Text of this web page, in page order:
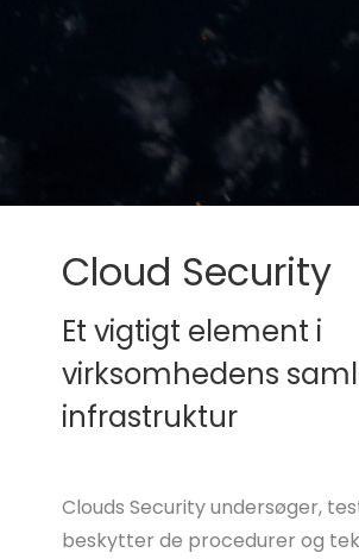
Cloud Security
Et vigtigt element i
virksomhedens
infrastruktur
Clouds Security undersøger,
beskytter de procedurer og